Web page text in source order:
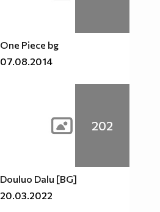
One Piece bg
07.08.2014
202
Douluo Dalu [BG]
20.03.2022